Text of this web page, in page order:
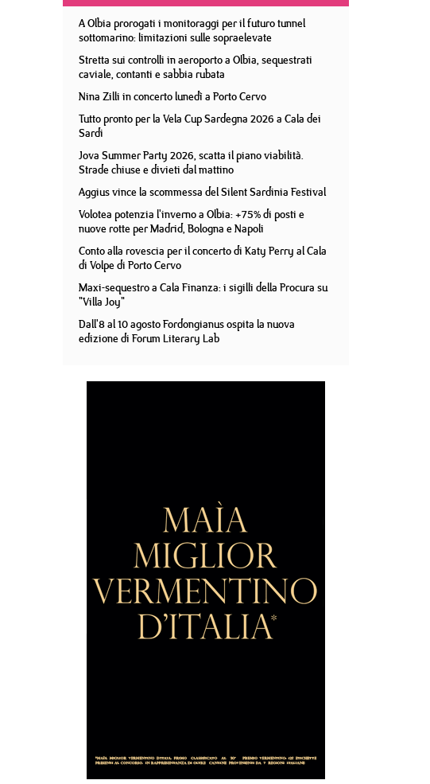
A Olbia prorogati i monitoraggi per il futuro tunnel
sottomarino: limitazioni sulle sopraelevate
Stretta sui controlli in aeroporto a Olbia, sequestrati
caviale, contanti e sabbia rubata
Nina Zilli in concerto lunedì a Porto Cervo
Tutto pronto per la Vela Cup Sardegna 2026 a Cala dei
Sardi
Jova Summer Party 2026, scatta il piano viabilità.
Strade chiuse e divieti dal mattino
Aggius vince la scommessa del Silent Sardinia Festival
Volotea potenzia l'inverno a Olbia: +75% di posti e
nuove rotte per Madrid, Bologna e Napoli
Conto alla rovescia per il concerto di Katy Perry al Cala
di Volpe di Porto Cervo
Maxi-sequestro a Cala Finanza: i sigilli della Procura su
"Villa Joy"
Dall'8 al 10 agosto Fordongianus ospita la nuova
edizione di Forum Literary Lab